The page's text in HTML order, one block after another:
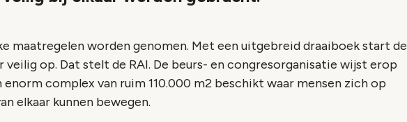
maatregelen worden genomen. Met een uitgebreid draaiboek start de
veilig op. Dat stelt de RAI. De beurs- en congresorganisatie wijst erop
complex van ruim 110.000 m2 beschikt waar mensen zich op
elkaar kunnen bewegen.